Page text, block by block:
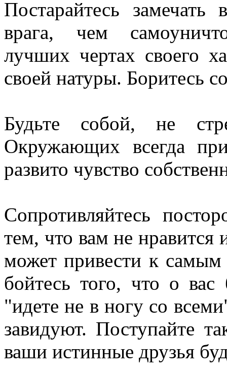
Постарайтесь
врага, чем
лучших чертах своего
своей натуры. Боритесь
Будьте собой, не
Окружающих всегда
развито чувство
Сопротивляйтесь
тем, что вам не
может привести к
бойтесь того, что о
"идете не в ногу со
завидуют. Поступайте
ваши истинные друзья